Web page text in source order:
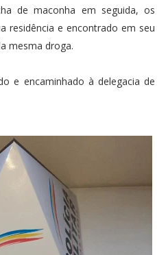
de maconha em seguida, os
residência e encontrado em seu
mesma droga.
e encaminhado à delegacia de